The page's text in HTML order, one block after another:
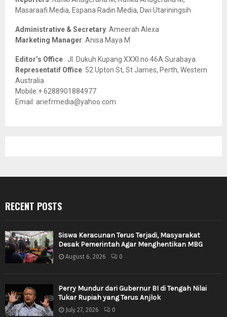
Masaraafi Media, Espana Radin Media, Dwi Utariningsih
Administrative & Secretary: Ameerah Alexa
Marketing Manager: Anisa Maya M
Editor’s Office : Jl. Dukuh Kupang XXXI no.46A Surabaya
Representatif Office: 52 Upton St, St James, Perth, Western
Australia
Mobile:+ 6288901884977
Email: ariefrmedia@yahoo.com
RECENT POSTS
Siswa Keracunan Terus Terjadi, Masyarakat
Desak Pemerintah Agar Menghentikan MBG
August 6, 2026 0
Perry Mundur dari Gubernur BI di Tengah Nilai
Tukar Rupiah yang Terus Anjlok
July 27, 2026 0